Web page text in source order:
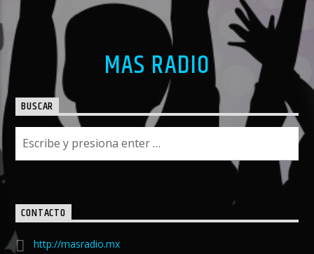
MAS RADIO
BUSCAR
CONTACTO
http://masradio.mx